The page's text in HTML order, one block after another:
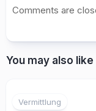
Comments are
You may also like
Vermittlung